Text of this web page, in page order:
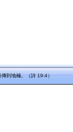
傳到地極。（詩 19:4）